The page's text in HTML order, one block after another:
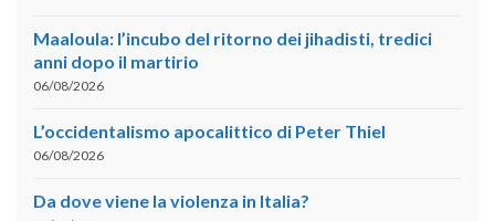
Maaloula: l’incubo del ritorno dei jihadisti, tredici
anni dopo il martirio
06/08/2026
L’occidentalismo apocalittico di Peter Thiel
06/08/2026
Da dove viene la violenza in Italia?